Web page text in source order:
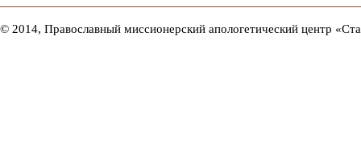
© 2014, Православный миссионерский апологетический центр